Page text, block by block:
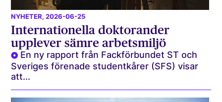
NYHETER, 2026-06-25
Internationella doktorander
upplever sämre arbetsmiljö
En ny rapport från Fackförbundet ST och
Sveriges förenade studentkårer (SFS) visar
att...